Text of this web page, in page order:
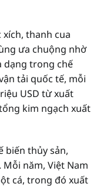
xích, thanh cua
ưa chuộng nhờ
dạng trong chế
tải quốc tế, mỗi
USD từ xuất
kim ngạch xuất
biến thủy sản,
năm, Việt Nam
cá, trong đó xuất